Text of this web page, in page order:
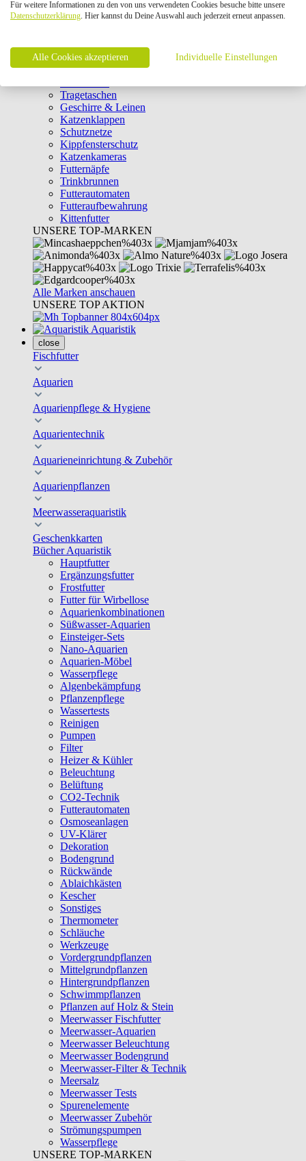
Intelligenzspielzeug
Laserpointer & Elektrospielzeug
Clicker & Target Sticks für Katzen
Weiteres Katzenspielzeug
Transportboxen
Tragetaschen
Geschirre & Leinen
Katzenklappen
Schutznetze
Kippfensterschutz
Katzenkameras
Futternäpfe
Trinkbrunnen
Futterautomaten
Futteraufbewahrung
Kittenfutter
UNSERE TOP-MARKEN
Alle Marken anschauen
UNSERE TOP AKTION
Aquaristik
close
Fischfutter
Aquarien
Aquarienpflege & Hygiene
Aquarientechnik
Aquarieneinrichtung & Zubehör
Aquarienpflanzen
Meerwasseraquaristik
Geschenkkarten
Bücher Aquaristik
Hauptfutter
Ergänzungsfutter
Frostfutter
Futter für Wirbellose
Aquarienkombinationen
Süßwasser-Aquarien
Einsteiger-Sets
Nano-Aquarien
Aquarien-Möbel
Wasserpflege
Algenbekämpfung
Pflanzenpflege
Wassertests
Reinigen
Pumpen
Filter
Heizer & Kühler
Beleuchtung
Belüftung
CO2-Technik
Futterautomaten
Osmoseanlagen
UV-Klärer
Dekoration
Bodengrund
Rückwände
Ablaichkästen
Kescher
Sonstiges
Thermometer
Schläuche
Werkzeuge
Vordergrundpflanzen
Mittelgrundpflanzen
Hintergrundpflanzen
Schwimmpflanzen
Pflanzen auf Holz & Stein
Meerwasser Fischfutter
Meerwasser-Aquarien
Meerwasser Beleuchtung
Meerwasser Bodengrund
Meerwasser-Filter & Technik
Meersalz
Meerwasser Tests
Spurenelemente
Meerwasser Zubehör
Strömungspumpen
Wasserpflege
UNSERE TOP-MARKEN
Für weitere Informationen zu den von uns verwendeten Cookies besuche bitte unsere
Datenschutzerklärung. Hier kannst du Deine Auswahl auch jederzeit erneut anpassen.
Alle Cookies akzeptieren Individuelle Einstellungen